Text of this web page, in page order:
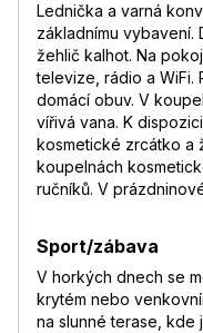
Lednička a varná
základnímu vybavení.
žehlič kalhot. Na
televize, rádio a WiFi.
domácí obuv. V
vířivá vana. K
kosmetické zrcátko a
koupelnách
ručníků. V
Sport/zábava
V horkých dnech se
krytém nebo
na slunné terase, kde